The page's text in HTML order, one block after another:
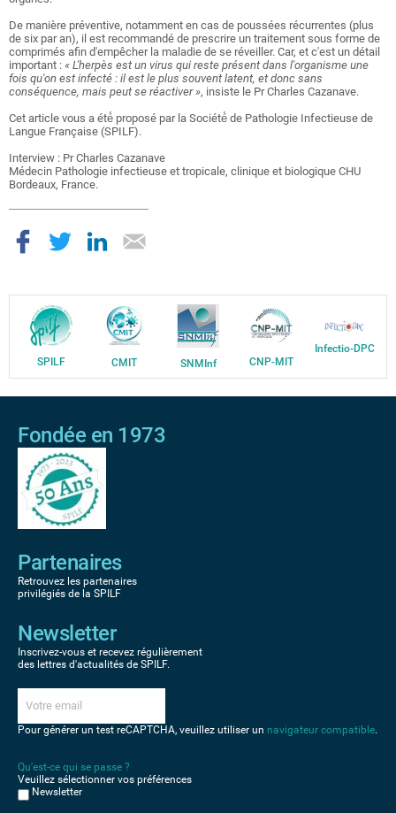
De manière préventive, notamment en cas de poussées récurrentes (plus
de six par an), il est recommandé de prescrire un traitement sous forme de
comprimés afin d'empêcher la maladie de se réveiller. Car, et c'est un détail
important : « L'herpès est un virus qui reste présent dans l'organisme une
fois qu'on est infecté : il est le plus souvent latent, et donc sans
conséquence, mais peut se réactiver », insiste le Pr Charles Cazanave.
Cet article vous a été́ proposé par la Société́ de Pathologie Infectieuse de
Langue Française (SPILF).
Interview : Pr Charles Cazanave
Médecin Pathologie infectieuse et tropicale, clinique et biologique CHU
Bordeaux, France.
SPILF CMIT SNMInf CNP-MIT
Infectio-DPC
Fondée en 1973
Partenaires
Retrouvez les partenaires
privilégiés de la SPILF
Newsletter
Inscrivez-vous et recevez régulièrement
des lettres d'actualités de SPILF.
Pour générer un test reCAPTCHA, veuillez utiliser un navigateur compatible.
Qu'est-ce qui se passe ?
Veuillez sélectionner vos préférences
Newsletter